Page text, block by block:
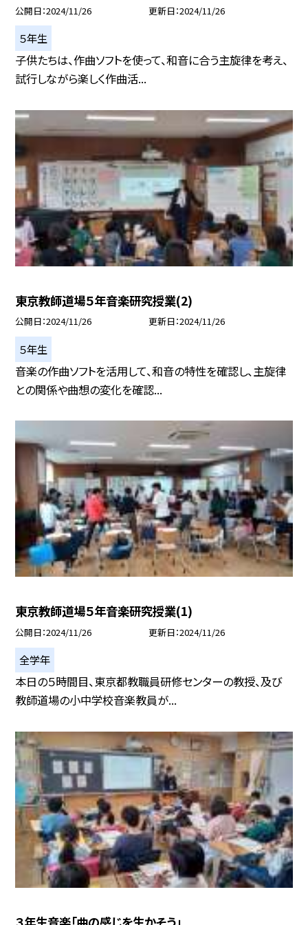
公開日 2024/11/26 更新日 2024/11/26
５年生
子供たちは、作曲ソフトを使って、和音に合う主旋律を考え、
試行しながら楽しく作曲活...
東京教師道場５年音楽研究授業(2)
公開日 2024/11/26 更新日 2024/11/26
５年生
音楽の作曲ソフトを活用して、和音の特性を確認し、主旋律
との関係や曲想の変化を確認...
東京教師道場５年音楽研究授業(1)
公開日 2024/11/26 更新日 2024/11/26
全学年
本日の５時間目、東京都教職員研修センターの教授、及び
教師道場の小中学校音楽教員が...